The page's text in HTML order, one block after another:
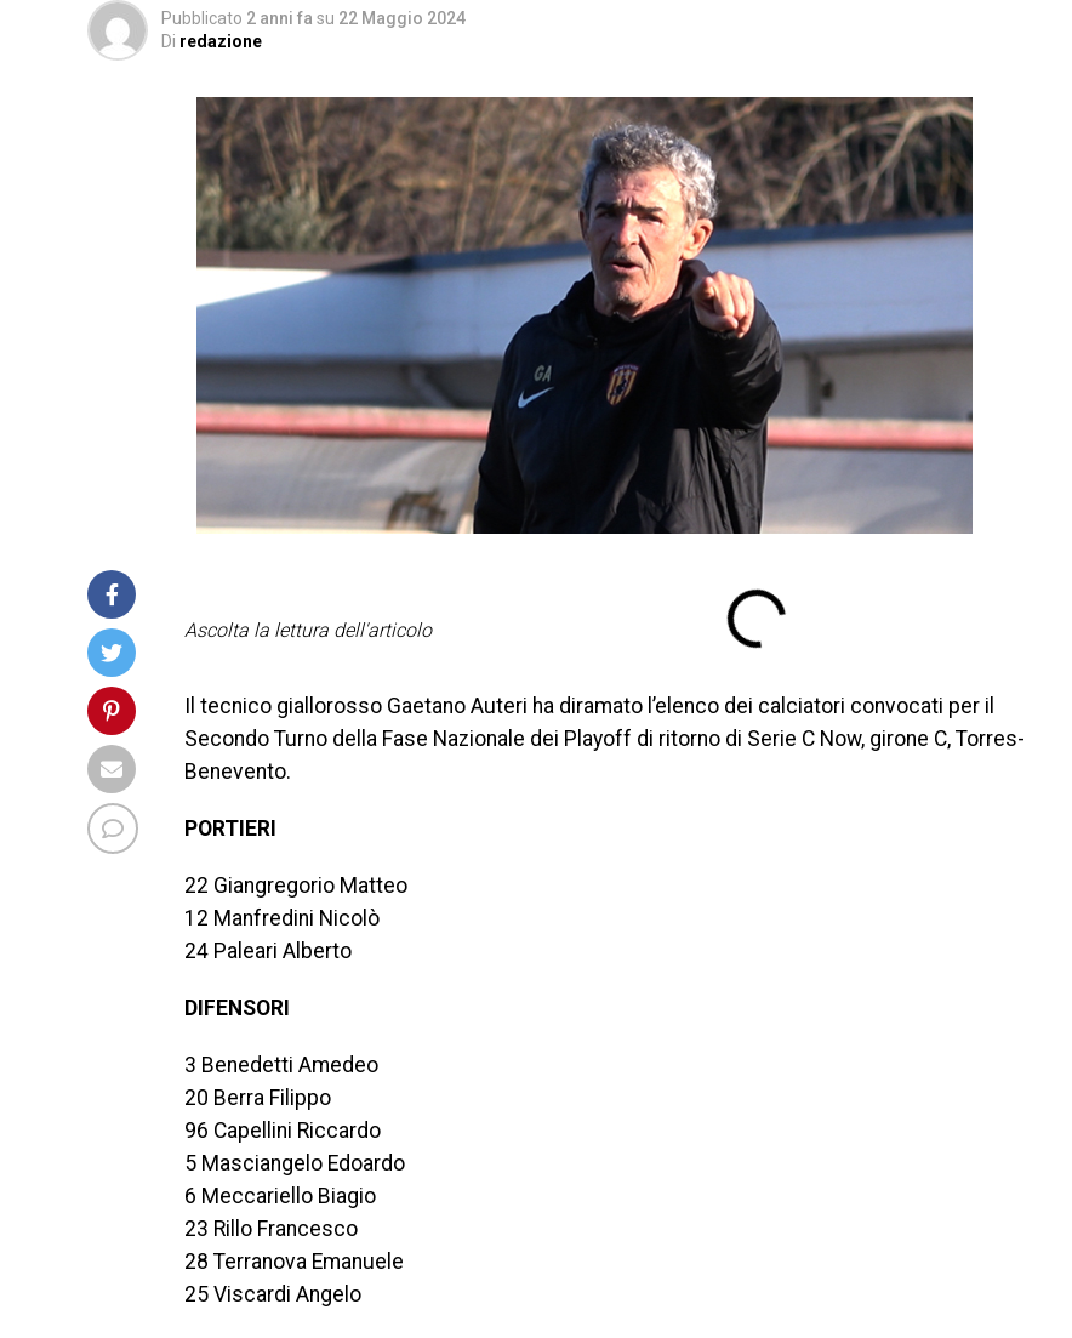
Pubblicato 2 anni fa su 22 Maggio 2024
Di redazione
Ascolta la lettura dell'articolo
Il tecnico giallorosso Gaetano Auteri ha diramato l’elenco dei calciatori convocati per il
Secondo Turno della Fase Nazionale dei Playoff di ritorno di Serie C Now, girone C, Torres-
Benevento.
PORTIERI
22 Giangregorio Matteo
12 Manfredini Nicolò
24 Paleari Alberto
DIFENSORI
3 Benedetti Amedeo
20 Berra Filippo
96 Capellini Riccardo
5 Masciangelo Edoardo
6 Meccariello Biagio
23 Rillo Francesco
28 Terranova Emanuele
25 Viscardi Angelo